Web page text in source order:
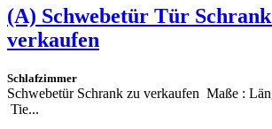
(A) Schwebetür Tür
verkaufen
Schlafzimmer
Schwebetür Schrank zu verkaufen Maße
Tie...